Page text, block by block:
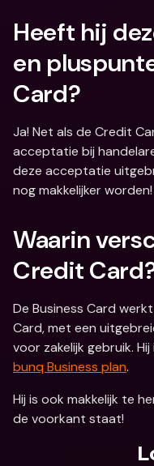
Heeft hij
en
Card?
Ja! Net als de Credit
acceptatie bij
deze acceptatie
nog makkelijker worden!
Waarin
Credit
De Business Card
Card, met een
bunq Business plan.
Hij is ook makkelijk te
de voorkant staat!